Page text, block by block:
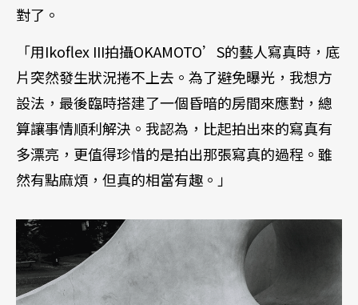
對了。
「用Ikoflex III拍攝OKAMOTO’S的藝人寫真時，底
片突然發生狀況捲不上去。為了避免曝光，我想方
設法，最後臨時搭建了一個昏暗的房間來應對，總
算讓事情順利解決。我認為，比起拍出來的寫真有
多漂亮，更值得珍惜的是拍出那張寫真的過程。雖
然有點麻煩，但真的相當有趣。」